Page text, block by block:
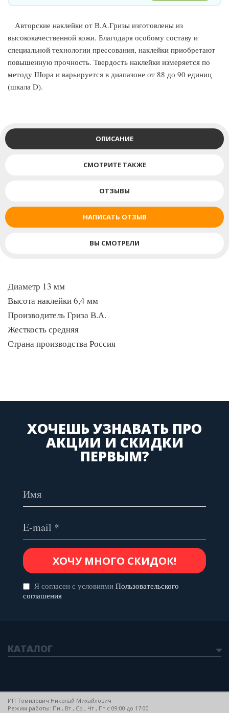
Авторские наклейки от В.А.Гризы изготовлены из
высококачественной кожи. Благодаря особому составу и
специальной технологии преcсования, наклейки приобретают
повышенную прочность. Твердость наклейки измеряется по
методу Шора и варьируется в диапазоне от 88 до 90 единиц
(шкала D).
ОПИСАНИЕ
СМОТРИТЕ ТАКЖЕ
ОТЗЫВЫ
НАПИСАТЬ ОТЗЫВ
ВЫ СМОТРЕЛИ
Диаметр 13 мм
Высота наклейки 6,4 мм
Производитель Гриза В.А.
Жесткость средняя
Страна производства Россия
ХОЧЕШЬ УЗНАВАТЬ ПРО
АКЦИИ И СКИДКИ
ПЕРВЫМ?
Я согласен с условиями Пользовательского
соглашения
КАТАЛОГ
ИП Томилович Николай Михайлович
Режим работы: Пн , Вт , Ср , Чт , Пт c 09:00 до 17:00